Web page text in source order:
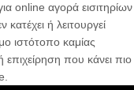
online αγορά εισιτηρίων
ή λειτουργεί
ιστότοπο καμίας
επιχείρηση που κάνει πιο